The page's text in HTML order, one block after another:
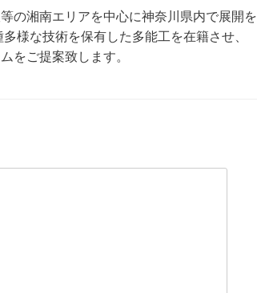
の湘南エリアを中心に神奈川県内で展開を
様な技術を保有した多能工を在籍させ、
をご提案致します。